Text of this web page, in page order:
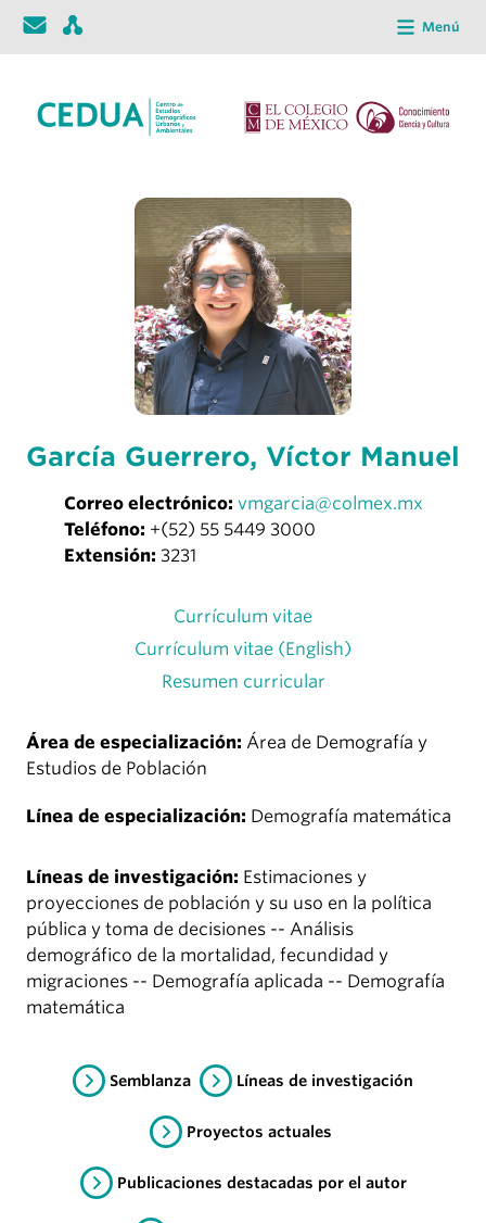
Menú
García Guerrero, Víctor Manuel
Correo electrónico: vmgarcia@colmex.mx
Teléfono: +(52) 55 5449 3000
Extensión: 3231
Currículum vitae
Currículum vitae (English)
Resumen curricular
Área de especialización: Área de Demografía y
Estudios de Población
Línea de especialización: Demografía matemática
Líneas de investigación: Estimaciones y
proyecciones de población y su uso en la política
pública y toma de decisiones -- Análisis
demográfico de la mortalidad, fecundidad y
migraciones -- Demografía aplicada -- Demografía
matemática
Semblanza Líneas de investigación
Proyectos actuales
Publicaciones destacadas por el autor